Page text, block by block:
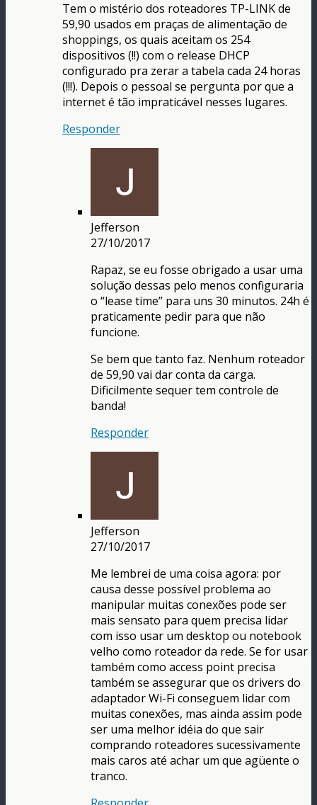
Tem o mistério dos roteadores TP-LINK de
59,90 usados em praças de alimentação de
shoppings, os quais aceitam os 254
dispositivos (!!) com o release DHCP
configurado pra zerar a tabela cada 24 horas
(!!!). Depois o pessoal se pergunta por que a
internet é tão impraticável nesses lugares.
Responder
Jefferson
27/10/2017
Rapaz, se eu fosse obrigado a usar uma
solução dessas pelo menos configuraria
o “lease time” para uns 30 minutos. 24h é
praticamente pedir para que não
funcione.
Se bem que tanto faz. Nenhum roteador
de 59,90 vai dar conta da carga.
Dificilmente sequer tem controle de
banda!
Responder
Jefferson
27/10/2017
Me lembrei de uma coisa agora: por
causa desse possível problema ao
manipular muitas conexões pode ser
mais sensato para quem precisa lidar
com isso usar um desktop ou notebook
velho como roteador da rede. Se for usar
também como access point precisa
também se assegurar que os drivers do
adaptador Wi-Fi conseguem lidar com
muitas conexões, mas ainda assim pode
ser uma melhor idéia do que sair
comprando roteadores sucessivamente
mais caros até achar um que agüente o
tranco.